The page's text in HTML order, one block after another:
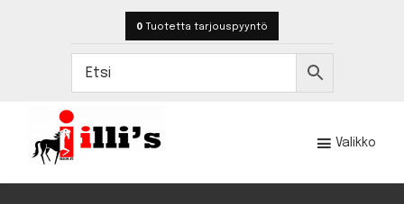
0 Tuotetta tarjouspyyntö
Valikko